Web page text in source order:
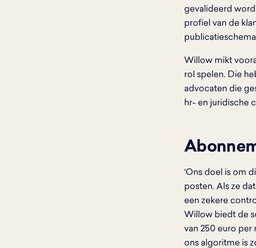
gevalideerd
profiel van de
Willow mikt
rol spelen. Die
advocaten die
hr- en juridische
‘Ons doel is om
posten. Als ze
een zekere
Willow biedt de
van 250 euro per
ons algoritme is